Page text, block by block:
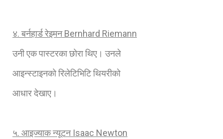
४. बर्नहार्ड रेइमनBernhard Riemann
उनी एक पास्टरका छोरा थिए। उनले
आइन्स्टाइनको रिलेटिभिटि थियरीको
आधार देखाए।
५. आइज्याक न्यूटन Isaac Newton